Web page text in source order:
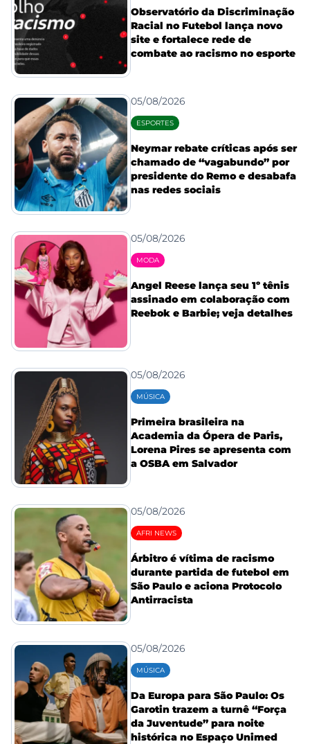
Observatório da Discriminação
Racial no Futebol lança novo
site e fortalece rede de
combate ao racismo no esporte
05/08/2026
ESPORTES
Neymar rebate críticas após ser
chamado de “vagabundo” por
presidente do Remo e desabafa
nas redes sociais
05/08/2026
MODA
Angel Reese lança seu 1º tênis
assinado em colaboração com
Reebok e Barbie; veja detalhes
05/08/2026
MÚSICA
Primeira brasileira na
Academia da Ópera de Paris,
Lorena Pires se apresenta com
a OSBA em Salvador
05/08/2026
AFRI NEWS
Árbitro é vítima de racismo
durante partida de futebol em
São Paulo e aciona Protocolo
Antirracista
05/08/2026
MÚSICA
Da Europa para São Paulo: Os
Garotin trazem a turnê “Força
da Juventude” para noite
histórica no Espaço Unimed